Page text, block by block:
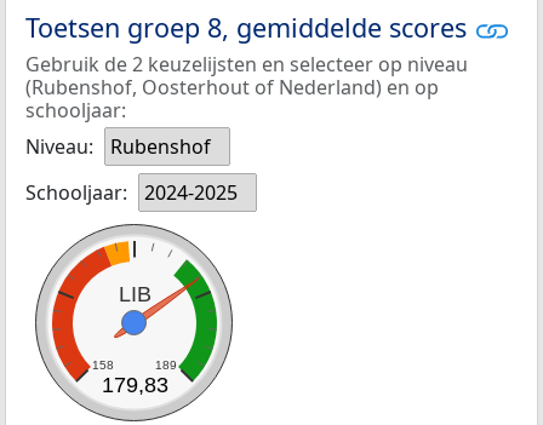
Toetsen groep 8, gemiddelde scores
Gebruik de 2 keuzelijsten en selecteer op niveau
(Rubenshof, Oosterhout of Nederland) en op
schooljaar:
Niveau:
Rubenshof
Schooljaar:
2024-2025
LIB
158 189
179,83